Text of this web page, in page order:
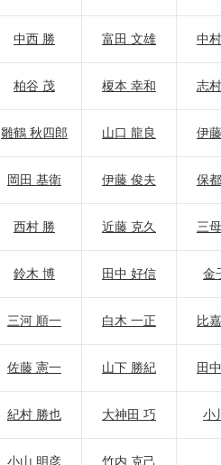
中西 勝 富田 文雄 中
柏谷 茂 榎本 幸和 志
雛鶴 秋四郎 山口 龍良 伊
岡田 基衛 伊藤 俊夫 保
西村 勝 近藤 克久 三
鈴木 博 田中 好信 金
三河 順一 白木 一正 比
佐藤 憲一 山下 勝紀 田
紀村 勝也 大神田 巧 小
小山 明彦 竹内 克己